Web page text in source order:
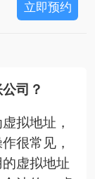
立即预约
司？
拟地址，
很常见，
虚拟地址